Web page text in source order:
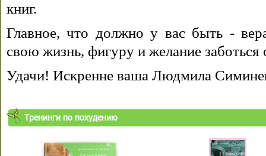
книг.
Главное, что должно у вас быть -
свою жизнь, фигуру и желание заботься
Удачи! Искренне ваша Людмила
Тренинги по похудению